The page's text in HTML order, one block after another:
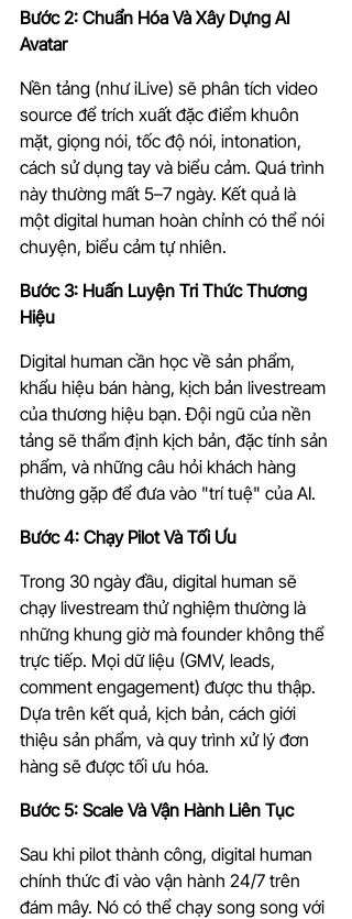
Bước 2: Chuẩn Hóa Và Xây Dựng AI
Avatar
Nền tảng (như iLive) sẽ phân tích video
source để trích xuất đặc điểm khuôn
mặt, giọng nói, tốc độ nói, intonation,
cách sử dụng tay và biểu cảm. Quá trình
này thường mất 5–7 ngày. Kết quả là
một digital human hoàn chỉnh có thể nói
chuyện, biểu cảm tự nhiên.
Bước 3: Huấn Luyện Tri Thức Thương
Hiệu
Digital human cần học về sản phẩm,
khẩu hiệu bán hàng, kịch bản livestream
của thương hiệu bạn. Đội ngũ của nền
tảng sẽ thẩm định kịch bản, đặc tính sản
phẩm, và những câu hỏi khách hàng
thường gặp để đưa vào "trí tuệ" của AI.
Bước 4: Chạy Pilot Và Tối Ưu
Trong 30 ngày đầu, digital human sẽ
chạy livestream thử nghiệm thường là
những khung giờ mà founder không thể
trực tiếp. Mọi dữ liệu (GMV, leads,
comment engagement) được thu thập.
Dựa trên kết quả, kịch bản, cách giới
thiệu sản phẩm, và quy trình xử lý đơn
hàng sẽ được tối ưu hóa.
Bước 5: Scale Và Vận Hành Liên Tục
Sau khi pilot thành công, digital human
chính thức đi vào vận hành 24/7 trên
đám mây. Nó có thể chạy song song với